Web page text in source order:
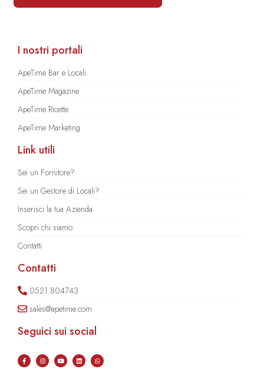
I nostri portali
ApeTime Bar e Locali
ApeTime Magazine
ApeTime Ricette
ApeTime Marketing
Link utili
Sei un Fornitore?
Sei un Gestore di Locali?
Inserisci la tua Azienda
Scopri chi siamo
Contatti
Contatti
0521.804743
sales@apetime.com
Seguici sui social